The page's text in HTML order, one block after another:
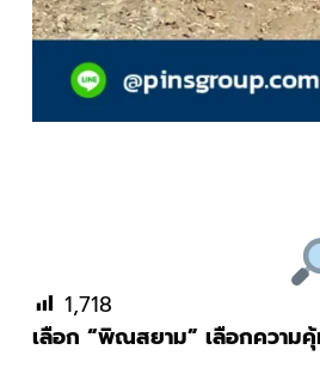
1,718
เลือก “พิณสยาม” เลือกความ